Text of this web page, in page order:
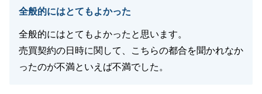
全般的にはとてもよかった
全般的にはとてもよかったと思います。
売買契約の日時に関して、こちらの都合を聞かれなか
ったのが不満といえば不満でした。